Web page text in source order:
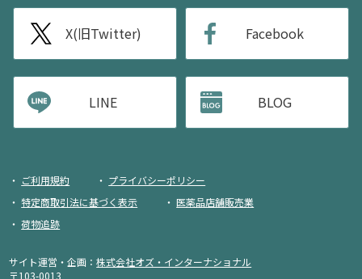
X(旧Twitter) Facebook
LINE BLOG
ご利用規約
プライバシーポリシー
特定商取引法に基づく表示
医薬品店舗販売業
荷物追跡
サイト運営・企画：株式会社オズ・インターナショナル
〒103-0013